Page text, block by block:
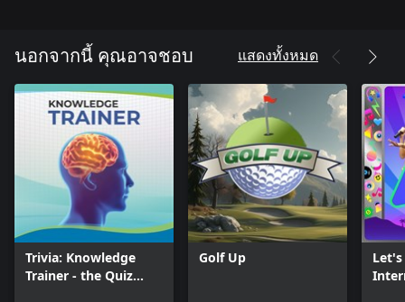
นอกจากนี้ คุณอาจชอบ แสดงทั้งหมด
Trivia: Knowledge
Trainer - the Quiz
Golf Up